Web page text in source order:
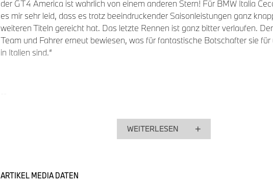
der GT4 America ist wahrlich von einem anderen Stern! Für BMW Italia
es mir sehr leid, dass es trotz beeindruckender Saisonleistungen ganz
weiteren Titeln gereicht hat. Das letzte Rennen ist ganz bitter verlaufen.
Team und Fahrer erneut bewiesen, was für fantastische Botschafter sie für
in Italien sind.“
Sieges und eines dritten Platzes am Finalwochenende in Monza (ITA)
WEITERLESEN
ARTIKEL MEDIA DATEN